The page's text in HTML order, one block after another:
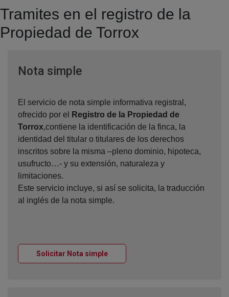
Tramites en el registro de la
Propiedad de Torrox
Nota simpleVentana nueva
El servicio de nota simple informativa registral,
ofrecido por el
Registro de la Propiedad de
Torrox,contiene la identificación de la finca, la
identidad del titular o titulares de los derechos
inscritos sobre la misma –pleno dominio, hipoteca,
usufructo…- y su extensión, naturaleza y
limitaciones.
Este servicio incluye, si así se solicita, la traducción
al inglés de la nota simple.
Solicitar Nota simpleVentana nueva